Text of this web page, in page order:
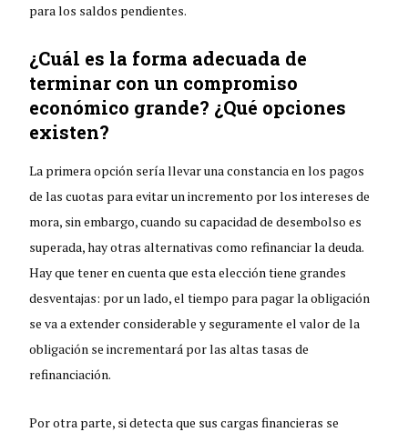
para los saldos pendientes.
¿Cuál es la forma adecuada de
terminar con un compromiso
económico grande? ¿Qué opciones
existen?
La primera opción sería llevar una constancia en los pagos
de las cuotas para evitar un incremento por los intereses de
mora, sin embargo, cuando su capacidad de desembolso es
superada, hay otras alternativas como refinanciar la deuda.
Hay que tener en cuenta que esta elección tiene grandes
desventajas: por un lado, el tiempo para pagar la obligación
se va a extender considerable y seguramente el valor de la
obligación se incrementará por las altas tasas de
refinanciación.
Por otra parte, si detecta que sus cargas financieras se